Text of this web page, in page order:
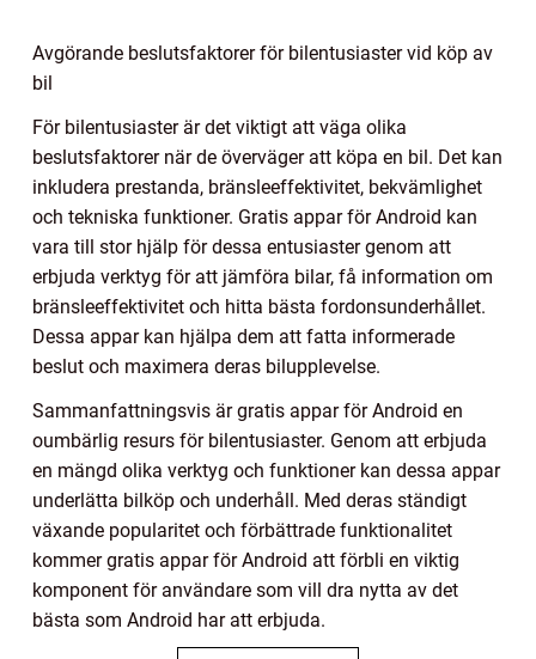
Avgörande beslutsfaktorer för bilentusiaster vid köp av
bil
För bilentusiaster är det viktigt att väga olika
beslutsfaktorer när de överväger att köpa en bil. Det kan
inkludera prestanda, bränsleeffektivitet, bekvämlighet
och tekniska funktioner. Gratis appar för Android kan
vara till stor hjälp för dessa entusiaster genom att
erbjuda verktyg för att jämföra bilar, få information om
bränsleeffektivitet och hitta bästa fordonsunderhållet.
Dessa appar kan hjälpa dem att fatta informerade
beslut och maximera deras bilupplevelse.
Sammanfattningsvis är gratis appar för Android en
oumbärlig resurs för bilentusiaster. Genom att erbjuda
en mängd olika verktyg och funktioner kan dessa appar
underlätta bilköp och underhåll. Med deras ständigt
växande popularitet och förbättrade funktionalitet
kommer gratis appar för Android att förbli en viktig
komponent för användare som vill dra nytta av det
bästa som Android har att erbjuda.